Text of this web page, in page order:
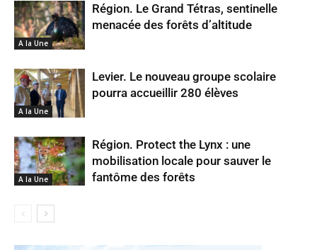
A la Une
Région. Le Grand Tétras, sentinelle
menacée des forêts d’altitude
A la Une
Levier. Le nouveau groupe scolaire
pourra accueillir 280 élèves
A la Une
Région. Protect the Lynx : une
mobilisation locale pour sauver le
fantôme des forêts